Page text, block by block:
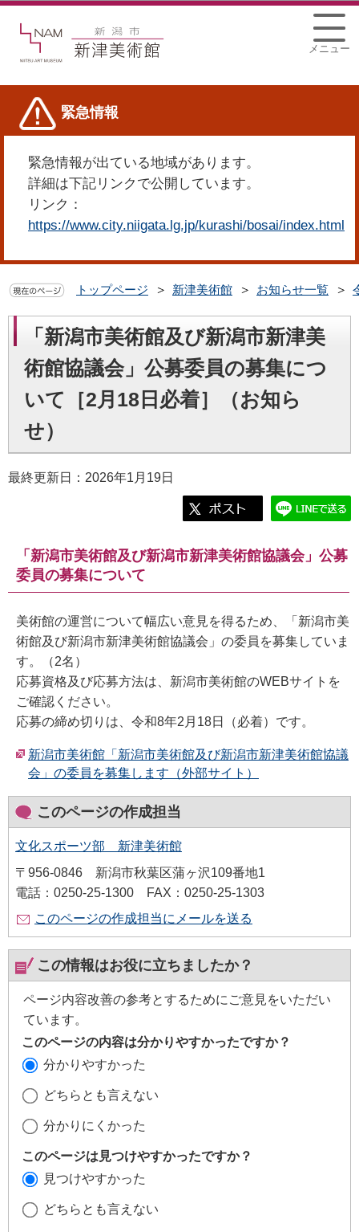
このページの本文へ移動
メニュー
緊急情報
緊急情報が出ている地域があります。
詳細は下記リンクで公開しています。
リンク：
https://www.city.niigata.lg.jp/kurashi/bosai/index.html
トップページ 新津美術館 お知らせ一覧
「新潟市美術館及び新潟市新津美
術館協議会」公募委員の募集につ
いて［2月18日必着］（お知ら
せ）
最終更新日：2026年1月19日
「新潟市美術館及び新潟市新津美術館協議会」公募
委員の募集について
美術館の運営について幅広い意見を得るため、「新潟市美
術館及び新潟市新津美術館協議会」の委員を募集していま
す。（2名）
応募資格及び応募方法は、新潟市美術館のWEBサイトを
ご確認ください。
応募の締め切りは、令和8年2月18日（必着）です。
新潟市美術館「新潟市美術館及び新潟市新津美術館協議
会」の委員を募集します（外部サイト）
このページの作成担当
文化スポーツ部 新津美術館
〒956-0846 新潟市秋葉区蒲ヶ沢109番地1
電話：0250-25-1300 FAX：0250-25-1303
このページの作成担当にメールを送る
この情報はお役に立ちましたか？
ページ内容改善の参考とするためにご意見をいただい
ています。
このページの内容は分かりやすかったですか？
分かりやすかった
どちらとも言えない
分かりにくかった
このページは見つけやすかったですか？
見つけやすかった
どちらとも言えない